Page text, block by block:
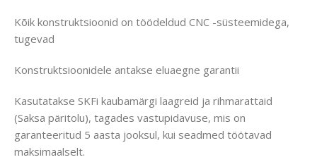
Kõik konstruktsioonid on töödeldud CNC -süsteemidega,
tugevad
Konstruktsioonidele antakse eluaegne garantii
Kasutatakse SKFi kaubamärgi laagreid ja rihmarattaid
(Saksa päritolu), tagades vastupidavuse, mis on
garanteeritud 5 aasta jooksul, kui seadmed töötavad
maksimaalselt.